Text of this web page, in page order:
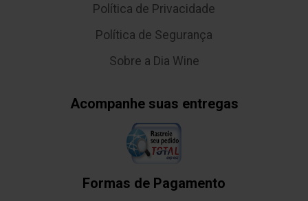
Política de Privacidade
Política de Segurança
Sobre a Dia Wine
Acompanhe suas entregas
Formas de Pagamento